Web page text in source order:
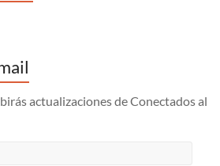
actualizaciones de Conectados al